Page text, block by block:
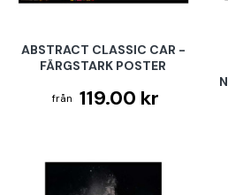
ABSTRACT CLASSIC CAR -
FÄRGSTARK POSTER
119.00 kr